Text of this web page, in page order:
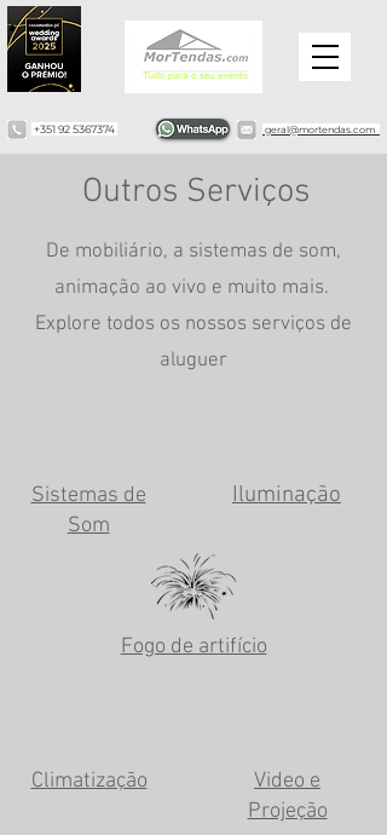
geral@mortendas.com
+351 92 5367374
Outros Serviços
De mobiliário, a sistemas de som,
animação ao vivo e muito mais.
Explore todos os nossos serviços de
aluguer
Sistemas de
Som
Iluminação
Fogo de artifício
Climatização
Video e
Projeção